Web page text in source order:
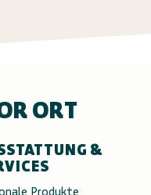
ORT
&
Produkte